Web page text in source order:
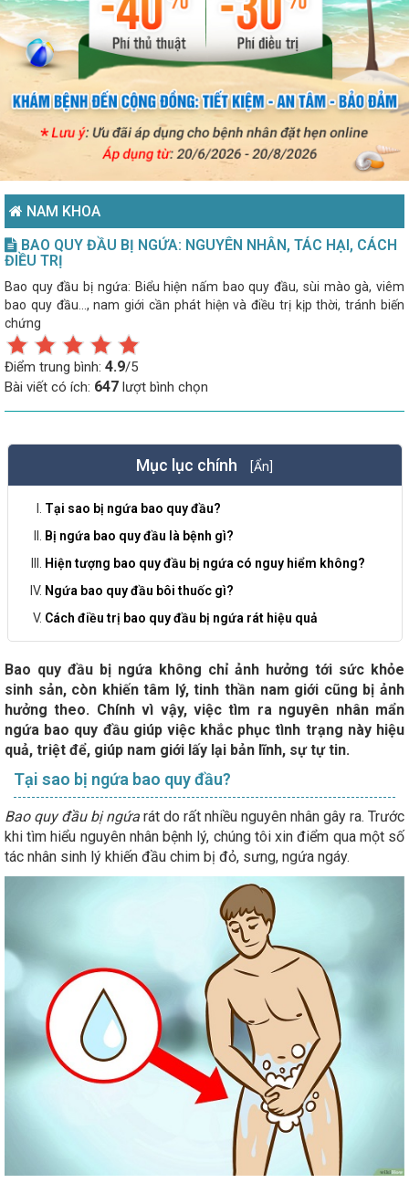
NAM KHOA
BAO QUY ĐẦU BỊ NGỨA: NGUYÊN NHÂN, TÁC HẠI, CÁCH
ĐIỀU TRỊ
Bao quy đầu bị ngứa: Biểu hiện nấm bao quy đầu, sùi mào gà, viêm
bao quy đầu..., nam giới cần phát hiện và điều trị kịp thời, tránh biến
chứng
Điểm trung bình: 4.9/5
Bài viết có ích: 647 lượt bình chọn
Mục lục chính [Ẩn]
Tại sao bị ngứa bao quy đầu?
Bị ngứa bao quy đầu là bệnh gì?
Hiện tượng bao quy đầu bị ngứa có nguy hiểm không?
Ngứa bao quy đầu bôi thuốc gì?
Cách điều trị bao quy đầu bị ngứa rát hiệu quả
Bao quy đầu bị ngứa không chỉ ảnh hưởng tới sức khỏe
sinh sản, còn khiến tâm lý, tinh thần nam giới cũng bị ảnh
hưởng theo. Chính vì vậy, việc tìm ra nguyên nhân mẩn
ngứa bao quy đầu giúp việc khắc phục tình trạng này hiệu
quả, triệt để, giúp nam giới lấy lại bản lĩnh, sự tự tin.
Tại sao bị ngứa bao quy đầu?
Bao quy đầu bị ngứa rát do rất nhiều nguyên nhân gây ra. Trước
khi tìm hiểu nguyên nhân bệnh lý, chúng tôi xin điểm qua một số
tác nhân sinh lý khiến đầu chim bị đỏ, sưng, ngứa ngáy.